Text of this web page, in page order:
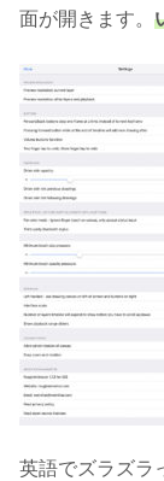
面が開きます。
英語でズラズラ